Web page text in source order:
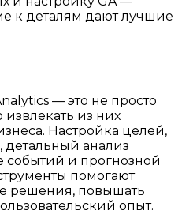
к деталям дают лучшие
— это не просто
извлекать из них
Настройка целей,
детальный анализ
и прогнозной
помогают
решения, повышать
опыт.